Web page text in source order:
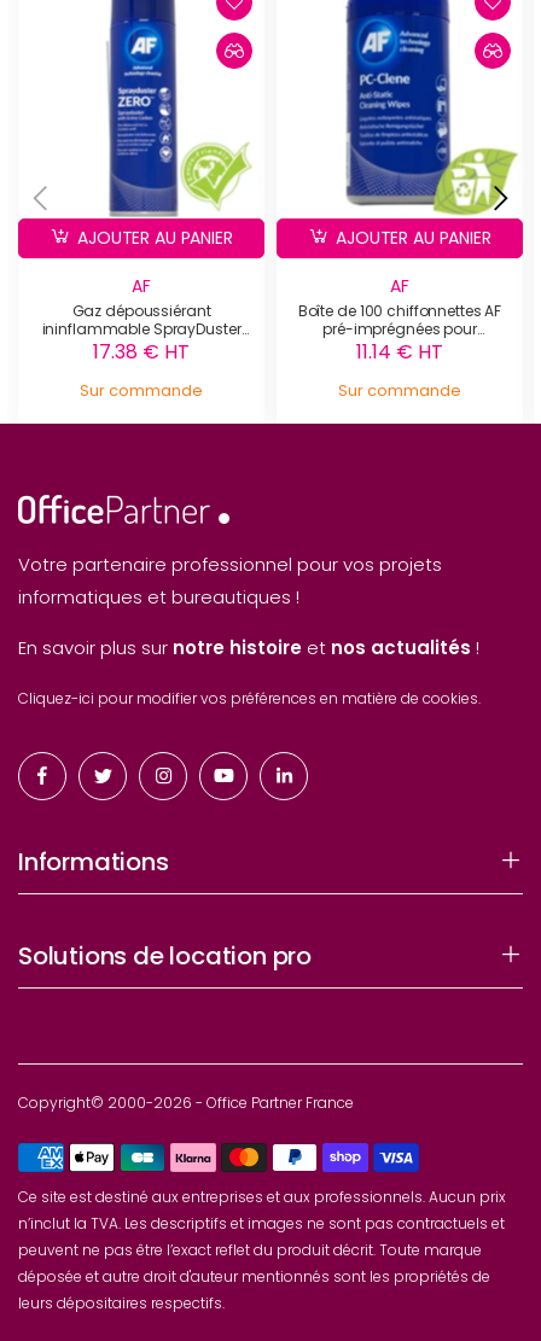
AF
Gaz dépoussiérant
ininflammable SprayDuster
ZERO AF - SDZ420D
17.38 € HT
Sur commande
AJOUTER AU PANIER
AF
Boîte de 100 chiffonnettes AF
pré-imprégnées pour
ordinateur- PCC100
11.14 € HT
Sur commande
AJOUTER AU PANIER
Votre partenaire professionnel pour vos projets
informatiques et bureautiques !
En savoir plus sur notre histoire et nos actualités !
Cliquez-ici pour modifier vos préférences en matière de cookies.
Informations
Solutions de location pro
Copyright© 2000-2026 - Office Partner France
Ce site est destiné aux entreprises et aux professionnels. Aucun prix
n’inclut la TVA. Les descriptifs et images ne sont pas contractuels et
peuvent ne pas être l’exact reflet du produit décrit. Toute marque
déposée et autre droit d'auteur mentionnés sont les propriétés de
leurs dépositaires respectifs.